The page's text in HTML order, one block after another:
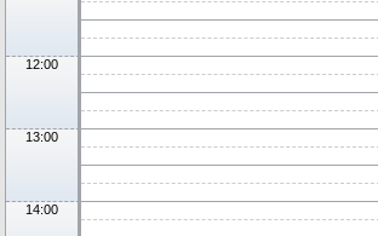
12:00
13:00
14:00